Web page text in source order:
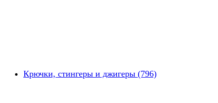
Крючки, стингеры и джигеры (796)